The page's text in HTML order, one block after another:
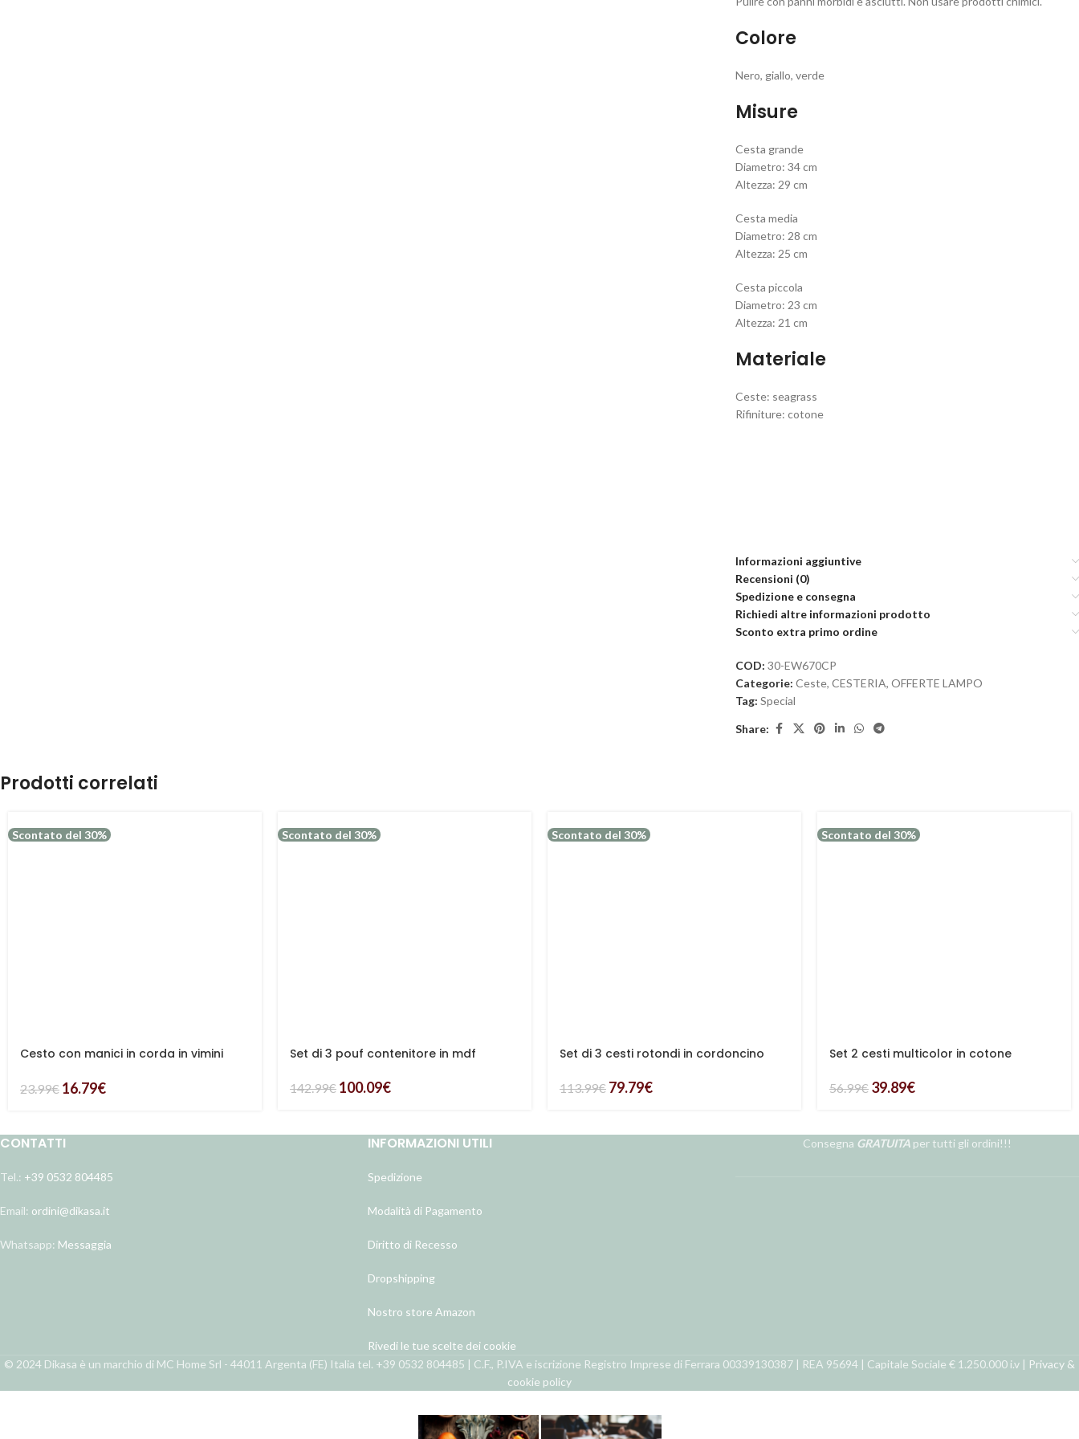
Colore
Nero, giallo, verde
Misure
Cesta grande
Diametro: 34 cm
Altezza: 29 cm
Cesta media
Diametro: 28 cm
Altezza: 25 cm
Cesta piccola
Diametro: 23 cm
Altezza: 21 cm
Materiale
Ceste: seagrass
Rifiniture: cotone
Informazioni aggiuntive
Recensioni (0)
Spedizione e consegna
Richiedi altre informazioni prodotto
Sconto extra primo ordine
COD: 30-EW670CP
Categorie: Ceste, CESTERIA, OFFERTE LAMPO
Tag: Special
Share:
Prodotti correlati
Scontato del 30%
Cesto con manici in corda in vimini
23.99€ 16.79€
Scontato del 30%
Set di 3 pouf contenitore in mdf
142.99€ 100.09€
Scontato del 30%
Set di 3 cesti rotondi in cordoncino
113.99€ 79.79€
Scontato del 30%
Set 2 cesti multicolor in cotone
56.99€ 39.89€
CONTATTI
Tel.: +39 0532 804485
Email: ordini@dikasa.it
Whatsapp: Messaggia
INFORMAZIONI UTILI
Spedizione
Modalità di Pagamento
Diritto di Recesso
Dropshipping
Nostro store Amazon
Rivedi le tue scelte dei cookie
Consegna GRATUITA per tutti gli ordini!!!
© 2024 Dikasa è un marchio di MC Home Srl - 44011 Argenta (FE) Italia tel. +39 0532 804485 | C.F., P.IVA e iscrizione Registro Imprese di Ferrara 00339130387 | REA 95694 | Capitale Sociale € 1.250.000 i.v | Privacy &
cookie policy